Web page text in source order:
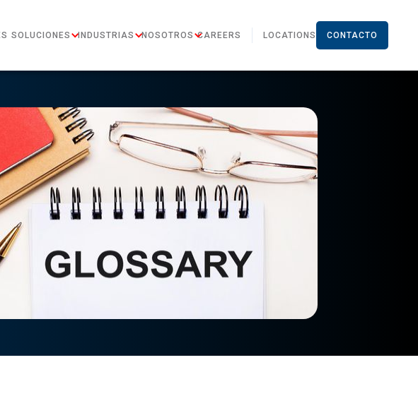
SOLUCIONES INDUSTRIAS NOSOTROS CAREERS LOCATIONS CONTACTO